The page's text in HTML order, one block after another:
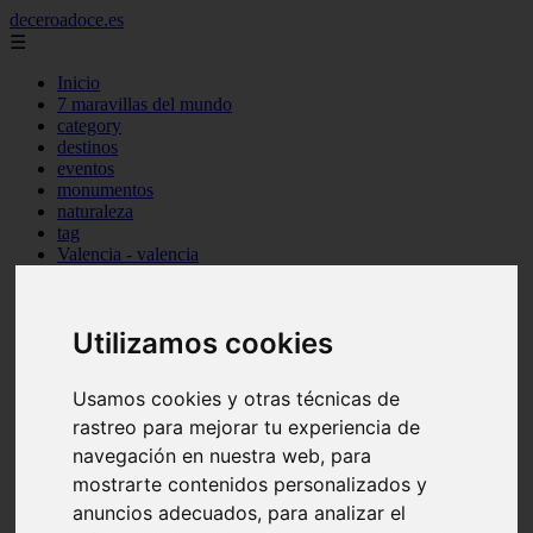
Utilizamos cookies
Usamos cookies y otras técnicas de
rastreo para mejorar tu experiencia de
navegación en nuestra web, para
mostrarte contenidos personalizados y
anuncios adecuados, para analizar el
deceroadoce.es
☰
Inicio
7 maravillas del mundo
category
destinos
eventos
monumentos
naturaleza
tag
Valencia - valencia
Sevilla - bormujos
Santa-cruz-de-tenerife - santiago-del-teide
Murcia - murcia
Alicante - benidorm
Alicante - finestrat
Almería - mojácar
Alicante - orihuela
Huesca - jaca